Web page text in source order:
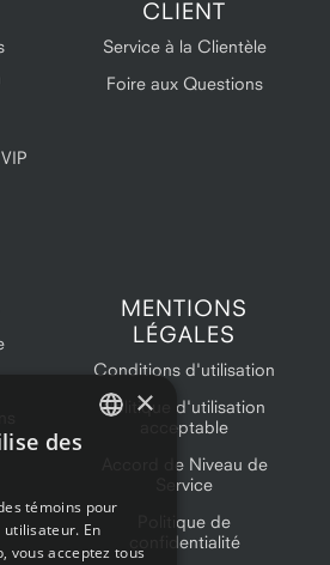
CLIENT
Service à la Clientèle
Foire aux Questions
MENTIONS
LÉGALES
Conditions d'utilisation
Politique d'utilisation
acceptable
Accord de Niveau de
Service
Politique de
confidentialité
×
des
témoins pour
En
vous acceptez tous